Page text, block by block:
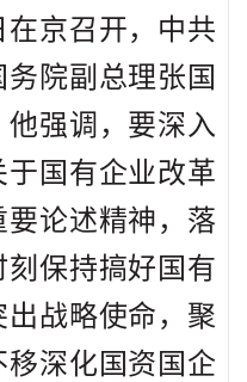
在京召开，中共
院副总理张国
强调，要深入
国有企业改革
论述精神，落
保持搞好国有
战略使命，聚
深化国资国企